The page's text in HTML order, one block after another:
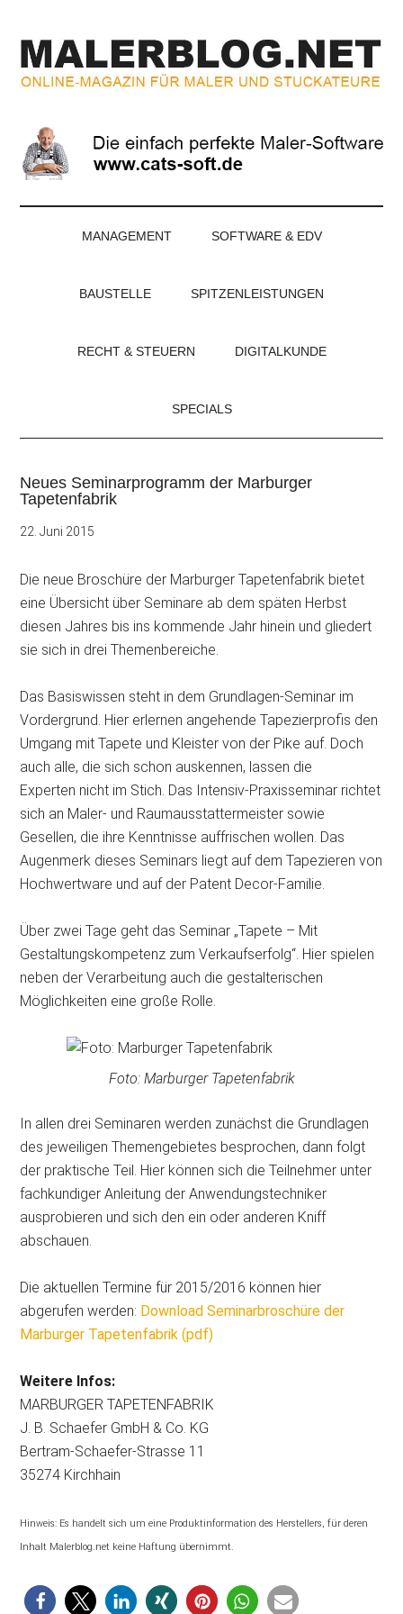
springen
secondary
menu
springen
springen
Magazin
für
Maler
und
MANAGEMENT SOFTWARE & EDV
BAUSTELLE SPITZENLEISTUNGEN
RECHT & STEUERN DIGITALKUNDE
SPECIALS
Neues Seminarprogramm der Marburger
Tapetenfabrik
22. Juni 2015
Die neue Broschüre der Marburger Tapetenfabrik bietet
eine Übersicht über Seminare ab dem späten Herbst
diesen Jahres bis ins kommende Jahr hinein und gliedert
sie sich in drei Themenbereiche.
Das Basiswissen steht in dem Grundlagen-Seminar im
Vordergrund. Hier erlernen angehende Tapezierprofis den
Umgang mit Tapete und Kleister von der Pike auf. Doch
auch alle, die sich schon auskennen, lassen die
Experten nicht im Stich. Das Intensiv-Praxisseminar richtet
sich an Maler- und Raumausstattermeister sowie
Gesellen, die ihre Kenntnisse auffrischen wollen. Das
Augenmerk dieses Seminars liegt auf dem Tapezieren von
Hochwertware und auf der Patent Decor-Familie.
Über zwei Tage geht das Seminar „Tapete – Mit
Gestaltungskompetenz zum Verkaufserfolg“. Hier spielen
neben der Verarbeitung auch die gestalterischen
Möglichkeiten eine große Rolle.
Foto: Marburger Tapetenfabrik
In allen drei Seminaren werden zunächst die Grundlagen
des jeweiligen Themengebietes besprochen, dann folgt
der praktische Teil. Hier können sich die Teilnehmer unter
fachkundiger Anleitung der Anwendungstechniker
ausprobieren und sich den ein oder anderen Kniff
abschauen.
Die aktuellen Termine für 2015/2016 können hier
abgerufen werden: Download Seminarbroschüre der
Marburger Tapetenfabrik (pdf)
Weitere Infos:
MARBURGER TAPETENFABRIK
J. B. Schaefer GmbH & Co. KG
Bertram-Schaefer-Strasse 11
35274 Kirchhain
Hinweis: Es handelt sich um eine Produktinformation des Herstellers, für deren
Inhalt Malerblog.net keine Haftung übernimmt.